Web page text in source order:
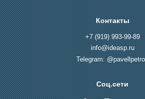
Контакты
+7 (919) 993-99-89
info@ideasp.ru
Telegram:
Соц.сети